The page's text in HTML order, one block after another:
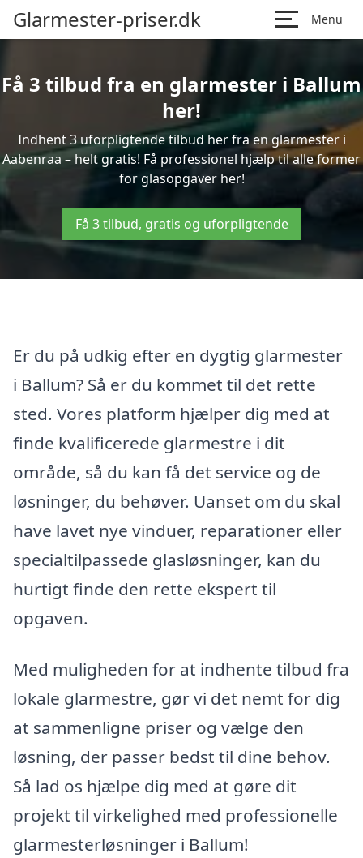
Glarmester-priser.dk Menu
Få 3 tilbud fra en glarmester i Ballum
her!
Indhent 3 uforpligtende tilbud her fra en glarmester i
Aabenraa – helt gratis! Få professionel hjælp til alle former
for glasopgaver her!
Få 3 tilbud, gratis og uforpligtende
Er du på udkig efter en dygtig glarmester
i Ballum? Så er du kommet til det rette
sted. Vores platform hjælper dig med at
finde kvalificerede glarmestre i dit
område, så du kan få det service og de
løsninger, du behøver. Uanset om du skal
have lavet nye vinduer, reparationer eller
specialtilpassede glasløsninger, kan du
hurtigt finde den rette ekspert til
opgaven.
Med muligheden for at indhente tilbud fra
lokale glarmestre, gør vi det nemt for dig
at sammenligne priser og vælge den
løsning, der passer bedst til dine behov.
Så lad os hjælpe dig med at gøre dit
projekt til virkelighed med professionelle
glarmesterløsninger i Ballum!